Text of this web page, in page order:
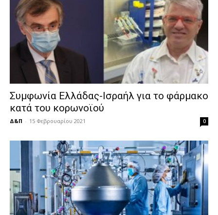
Συμφωνία Ελλάδας-Ισραήλ για το φάρμακο
κατά του κορωνοϊού
Δ&Π - 15 Φεβρουαρίου 2021 0